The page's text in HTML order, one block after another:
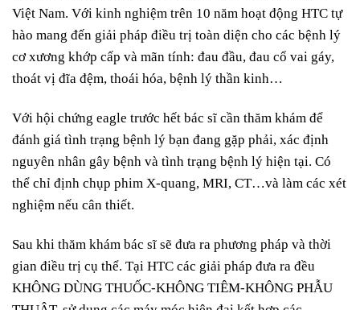
Việt Nam. Với kinh nghiệm trên 10 năm hoạt động HTC tự
hào mang đến giải pháp điều trị toàn diện cho các bệnh lý
cơ xương khớp cấp và mãn tính: đau đầu, đau cổ vai gáy,
thoát vị đĩa đệm, thoái hóa, bệnh lý thần kinh…
Với hội chứng eagle trước hết bác sĩ cần thăm khám để
đánh giá tình trạng bệnh lý bạn đang gặp phải, xác định
nguyên nhân gây bệnh và tình trạng bệnh lý hiện tại. Có
thể chỉ định chụp phim X-quang, MRI, CT…và làm các xét
nghiệm nếu cân thiết.
Sau khi thăm khám bác sĩ sẽ đưa ra phương pháp và thời
gian điều trị cụ thể. Tại HTC các giải pháp đưa ra đều
KHÔNG DÙNG THUỐC-KHÔNG TIÊM-KHÔNG PHẪU